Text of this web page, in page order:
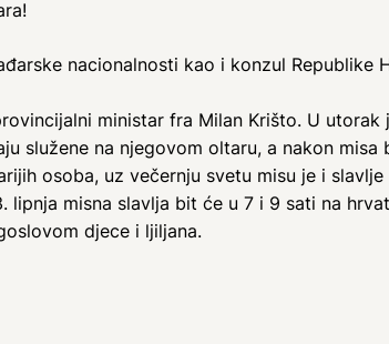
nacionalnosti kao i konzul Republike
ministar fra Milan Krišto. U utorak
služene na njegovom oltaru, a nakon misa
osoba, uz večernju svetu misu je i
lipnja misna slavlja bit će u 7 i 9 sati na
djece i ljiljana.